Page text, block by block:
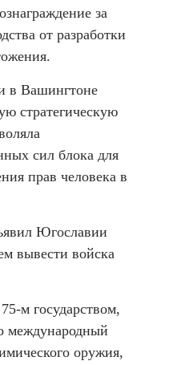
за
от разработки
в Вашингтоне
стратегическую
сил блока для
прав человека в
Югославии
вывести войска
м государством,
международный
оружия,